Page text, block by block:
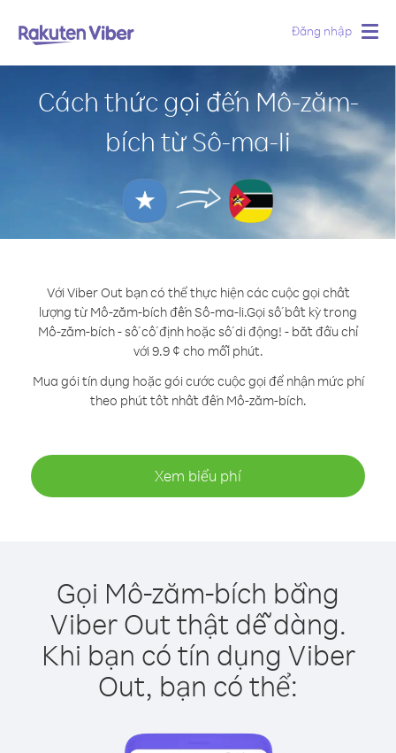
Đăng nhập
Cách thức gọi đến Mô-zăm-
bích từ Sô-ma-li
Với Viber Out bạn có thể thực hiện các cuộc gọi chất
lượng từ Mô-zăm-bích đến Sô-ma-li.Gọi số bất kỳ trong
Mô-zăm-bích - số cố định hoặc số di động! - bắt đầu chỉ
với 9.9 ¢ cho mỗi phút.
Mua gói tín dụng hoặc gói cước cuộc gọi để nhận mức phí
theo phút tốt nhất đến Mô-zăm-bích.
Xem biểu phí
Gọi Mô-zăm-bích bằng
Viber Out thật dễ dàng.
Khi bạn có tín dụng Viber
Out, bạn có thể: